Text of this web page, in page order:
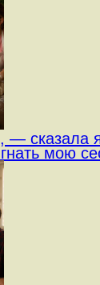
сказала
мою